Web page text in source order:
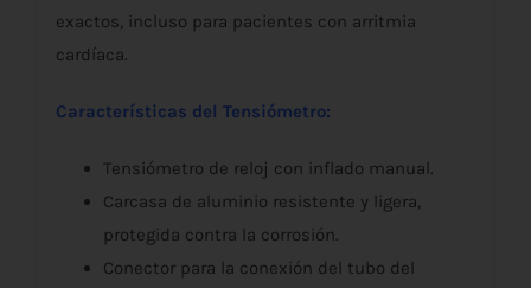
exactos, incluso para pacientes con arritmia
cardíaca.
Características del Tensiómetro:
Tensiómetro de reloj con inflado manual.
Carcasa de aluminio resistente y ligera,
protegida contra la corrosión.
Conector para la conexión del tubo del